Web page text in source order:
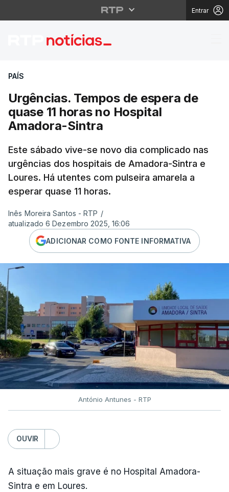
Entrar
Urgências. Tempos
PAÍS
Urgências. Tempos de espera de
quase 11 horas no Hospital
Amadora-Sintra
Este sábado vive-se novo dia complicado nas
urgências dos hospitais de Amadora-Sintra e
Loures. Há utentes com pulseira amarela a
esperar quase 11 horas.
Inês Moreira Santos - RTP /
atualizado 6 Dezembro 2025, 16:06
ADICIONAR COMO FONTE INFORMATIVA
António Antunes - RTP
OUVIR
A situação mais grave é no Hospital Amadora-
Sintra e em Loures.